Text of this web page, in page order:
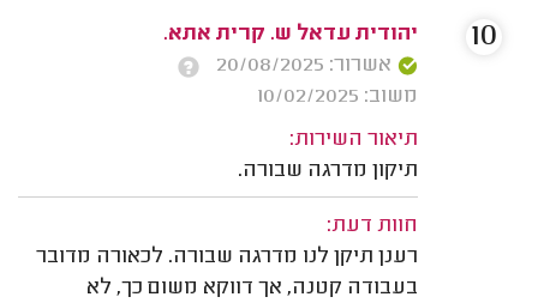
יהודית עדאל ש. קרית אתא.
אשרור: 20/08/2025
משוב: 10/02/2025
תיאור השירות:
תיקון מדרגה שבורה.
חוות דעת:
רענן תיקן לנו מדרגה שבורה. לכאורה מדובר
בעבודה קטנה, אך דווקא משום כך, לא
10